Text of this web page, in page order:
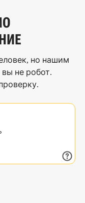
но нашим
не робот.